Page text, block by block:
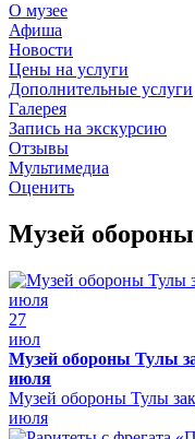
О музее
Афиша
Новости
Цены на услуги
Дополнительные услуги
Галерея
Запись на экскурсию
Отзывы
Мультимедиа
Оценить
Музей
27
июл
Музей обороны Тулы
июля
Музей обороны Тулы
июля